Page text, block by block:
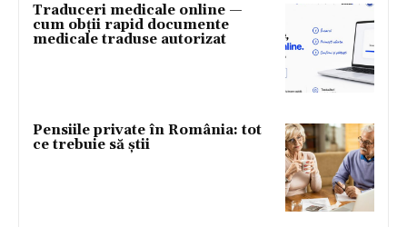
Traduceri medicale online —
cum obții rapid documente
medicale traduse autorizat
Pensiile private în România: tot
ce trebuie să știi